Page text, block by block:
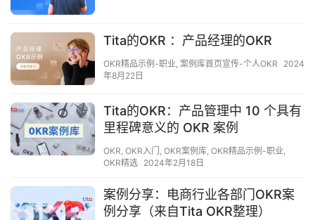
Tita的OKR ：产品经理的OKR
OKR精品示例-职业, 案例库首页宣传-个人OKR
2024
年8月22日
Tita的OKR：产品管理中 10 个具有
里程碑意义的 OKR 案例
OKR, OKR入门 , OKR案例库, OKR精品示例-职业,
OKR精选 2024年2月18日
案例分享：电商行业各部门OKR案
例分享（来自Tita OKR整理）